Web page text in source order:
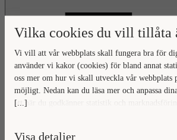
Vilka cookies du vill tillåta
[...]
Vi vill att vår webbplats skall fungera bra för
använder vi kakor (cookies) för bland annat
oss mer om hur vi skall utveckla vår webbplats
möjligt. Nedan kan du läsa mer och anpassa
att när du godkänner statistik och
Visa detaljer
Gå till startsidan